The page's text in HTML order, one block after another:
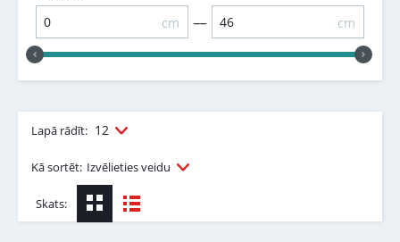
cm — cm
Lapā rādīt: 12
Kā sortēt: Izvēlieties veidu
Skats: